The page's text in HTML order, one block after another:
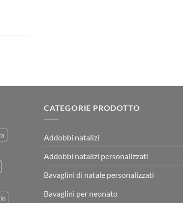
CATEGORIE PRODOTTO
Addobbi natalizi
Addobbi natalizi personalizzati
Bavaglini di natale personalizzati
Bavaglini per neonato